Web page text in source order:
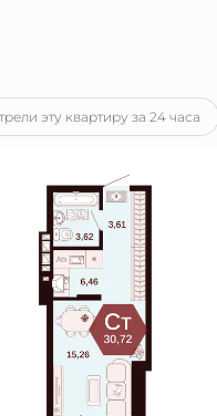
эту квартиру за 24 часа